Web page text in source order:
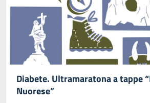
Diabete. Ultramaratona a tappe
Nuorese”